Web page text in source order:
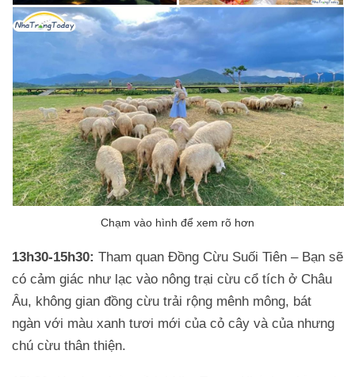
13h30-15h30: Tham quan Đồng Cừu Suối Tiên – Bạn sẽ
có cảm giác như lạc vào nông trại cừu cổ tích ở Châu
Âu, không gian đồng cừu trải rộng mênh mông, bát
ngàn với màu xanh tươi mới của cỏ cây và của nhưng
chú cừu thân thiện.